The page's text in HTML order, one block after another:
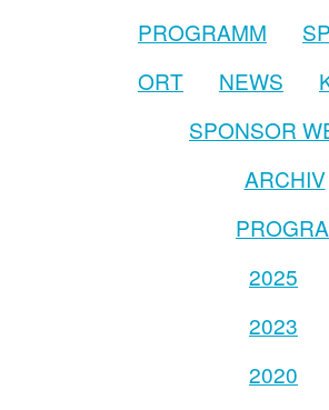
PROGRAMM
ORT
NEWS
SPONSOR
ARCHIV
2025
2023
2020